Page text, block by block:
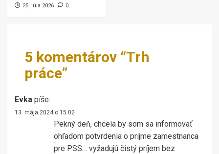
25. júla 2026
0
5 komentárov “Trh
práce”
Evka píše:
13. mája 2024 o 15:02
Pekný deň, chcela by som sa informovať
ohľadom potvrdenia o prijme zamestnanca
pre PSS… vyžadujú čistý príjem bez